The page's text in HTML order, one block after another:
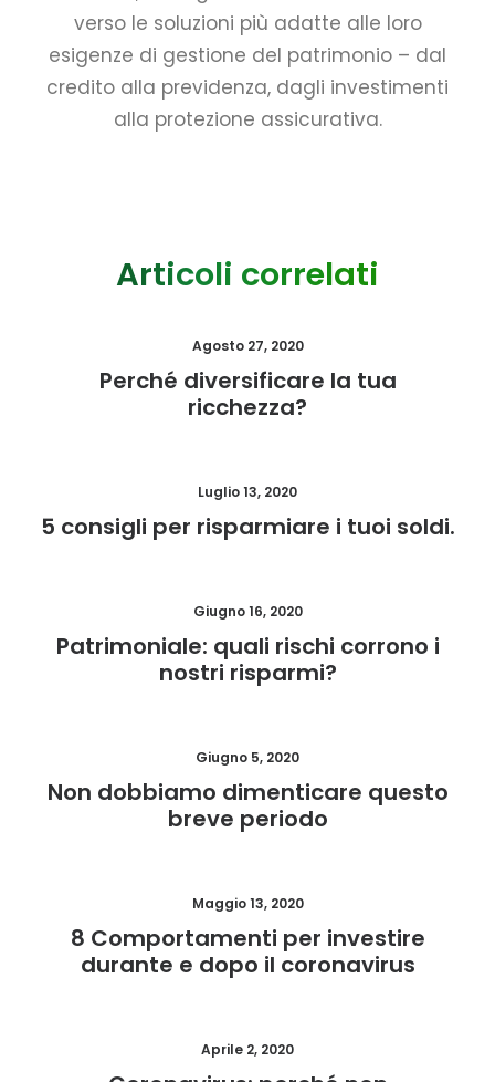
verso le soluzioni più adatte alle loro
esigenze di gestione del patrimonio – dal
credito alla previdenza, dagli investimenti
alla protezione assicurativa.
Articoli correlati
Agosto 27, 2020
Perché diversificare la tua
ricchezza?
Luglio 13, 2020
5 consigli per risparmiare i tuoi soldi.
Giugno 16, 2020
Patrimoniale: quali rischi corrono i
nostri risparmi?
Giugno 5, 2020
Non dobbiamo dimenticare questo
breve periodo
Maggio 13, 2020
8 Comportamenti per investire
durante e dopo il coronavirus
Aprile 2, 2020